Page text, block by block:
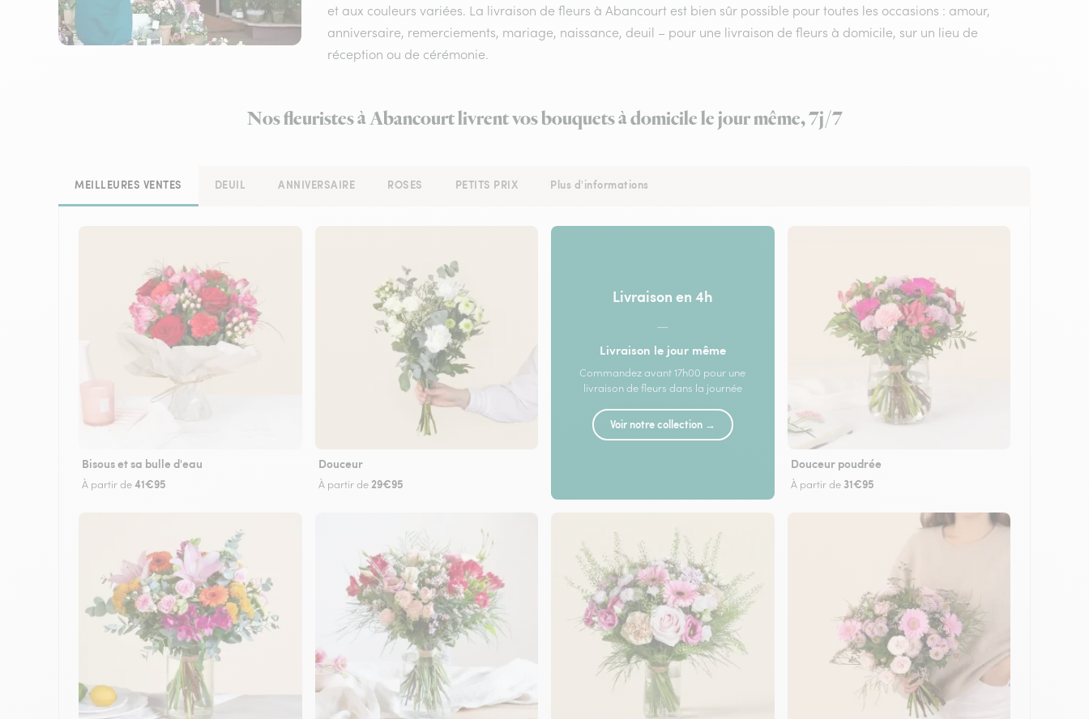
et aux couleurs variées. La livraison de fleurs à Abancourt est bien sûr possible pour toutes les occasions : amour,
anniversaire, remerciements, mariage, naissance, deuil – pour une livraison de fleurs à domicile, sur un lieu de
réception ou de cérémonie.
Nos fleuristes à Abancourt livrent vos bouquets à domicile le jour même, 7j/7
MEILLEURES VENTES DEUIL ANNIVERSAIRE ROSES PETITS PRIX Plus d'informations
Bisous et sa bulle d'eau
À partir de41€95
Douceur
À partir de 29€95
Livraison en 4h
—
Livraison le jour même
Commandez avant 17h00 pour une
livraison de fleurs dans la journée
Voir notre collection →
Douceur poudrée
À partir de 31€95